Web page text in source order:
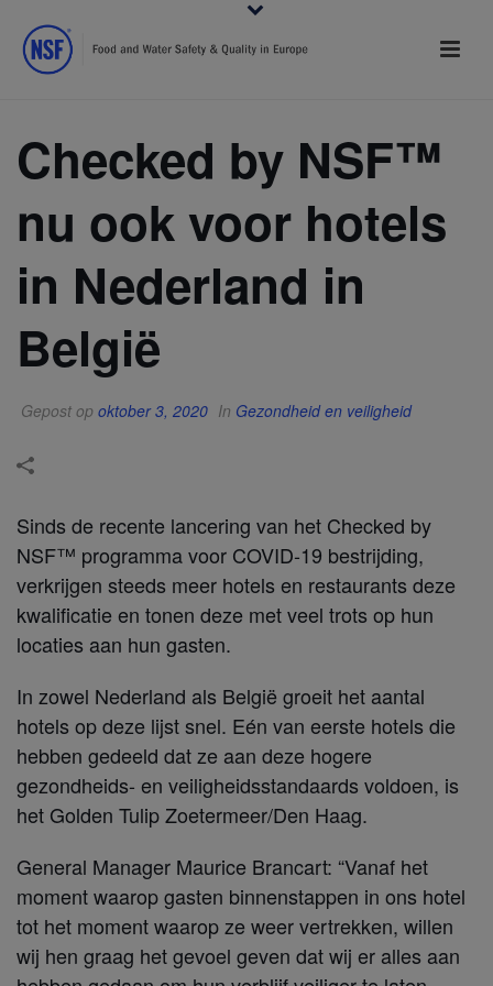
Checked by NSF™
nu ook voor hotels
in Nederland in
België
Gepost op oktober 3, 2020 In Gezondheid en veiligheid
Sinds de recente lancering van het Checked by
NSF™ programma voor COVID-19 bestrijding,
verkrijgen steeds meer hotels en restaurants deze
kwalificatie en tonen deze met veel trots op hun
locaties aan hun gasten.
In zowel Nederland als België groeit het aantal
hotels op deze lijst snel. Eén van eerste hotels die
hebben gedeeld dat ze aan deze hogere
gezondheids- en veiligheidsstandaards voldoen, is
het Golden Tulip Zoetermeer/Den Haag.
General Manager Maurice Brancart: “Vanaf het
moment waarop gasten binnenstappen in ons hotel
tot het moment waarop ze weer vertrekken, willen
wij hen graag het gevoel geven dat wij er alles aan